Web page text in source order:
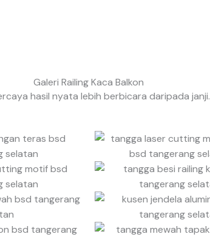
Galeri Railing Kaca Balkon
hasil nyata lebih berbicara daripada janji.